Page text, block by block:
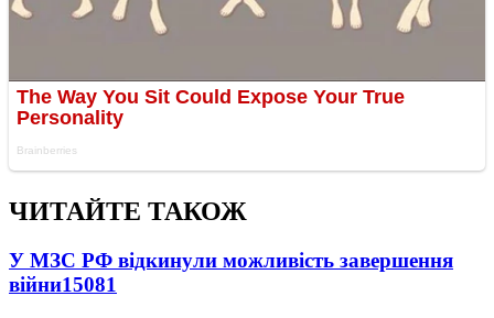
ЧИТАЙТЕ ТАКОЖ
У МЗС РФ відкинули можливість завершення
війни15081